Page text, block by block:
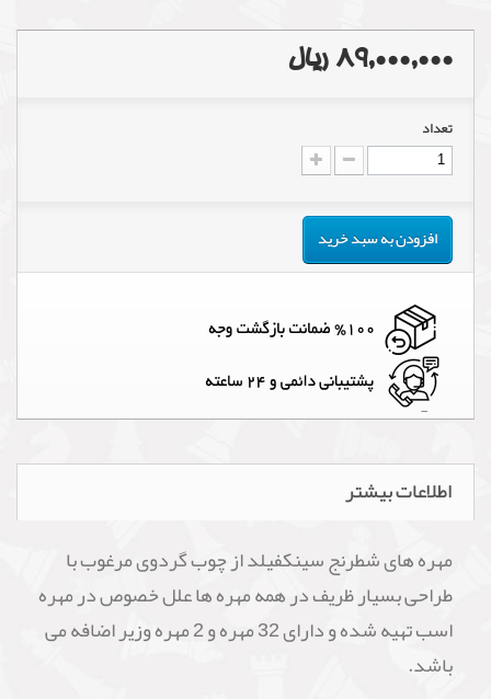
89,000,000 ریال
تعداد
افزودن به سبد خرید
اطلاعات بیشتر
مهره های شطرنج سینکفیلد از چوب گردوی مرغوب با
طراحی بسیار ظریف در همه مهره ها علل خصوص در مهره
اسب تهیه شده و دارای 32 مهره و 2 مهره وزیر اضافه می
باشد.